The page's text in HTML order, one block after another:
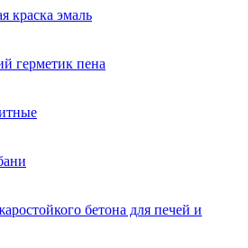
краска эмаль
герметик пена
бетона для печей и